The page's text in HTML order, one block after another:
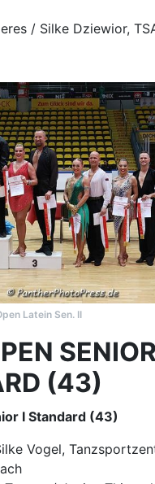
/ Silke Dziewior,
Latein Sen. II
(43)
I Standard (43)
Vogel,